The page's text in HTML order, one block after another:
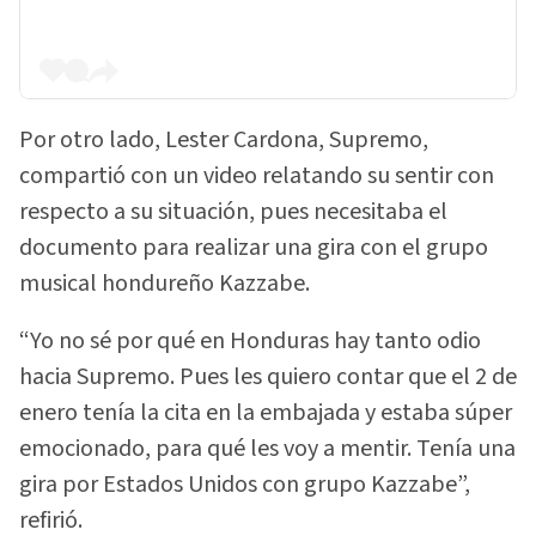
Por otro lado, Lester Cardona, Supremo,
compartió con un video relatando su sentir con
respecto a su situación, pues necesitaba el
documento para realizar una gira con el grupo
musical hondureño Kazzabe.
“Yo no sé por qué en Honduras hay tanto odio
hacia Supremo. Pues les quiero contar que el 2 de
enero tenía la cita en la embajada y estaba súper
emocionado, para qué les voy a mentir. Tenía una
gira por Estados Unidos con grupo Kazzabe”,
refirió.